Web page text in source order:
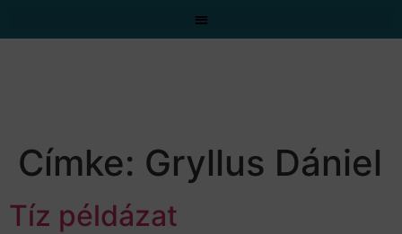
Címke: Gryllus Dániel
Tíz példázat